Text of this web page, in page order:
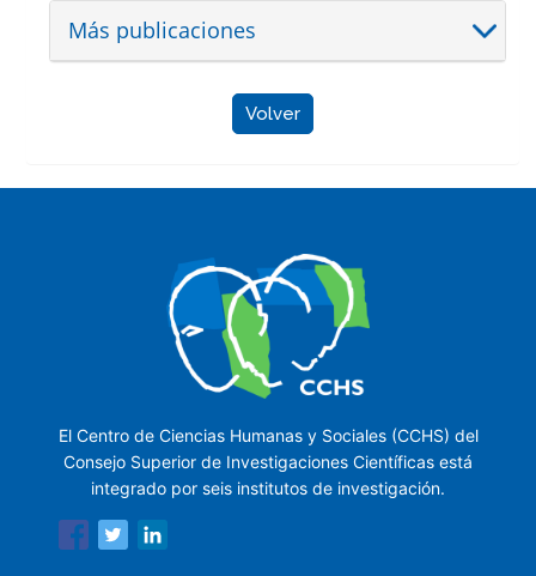
Más publicaciones
Volver
El Centro de Ciencias Humanas y Sociales (CCHS) del
Consejo Superior de Investigaciones Científicas está
integrado por seis institutos de investigación.